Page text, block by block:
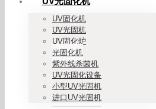
UV固化机
UV光固机
UV固化炉
光固化机
紫外线杀菌机
UV光固化设备
小型UV光固机
进口UV光固机